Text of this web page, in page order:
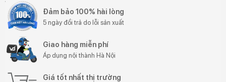
Đảm bảo 100% hài lòng
5 ngày đổi trả do lỗi sản xuất
Giao hàng miễn phí
Áp dụng nội thành Hà Nội
Giá tốt nhất thị trường